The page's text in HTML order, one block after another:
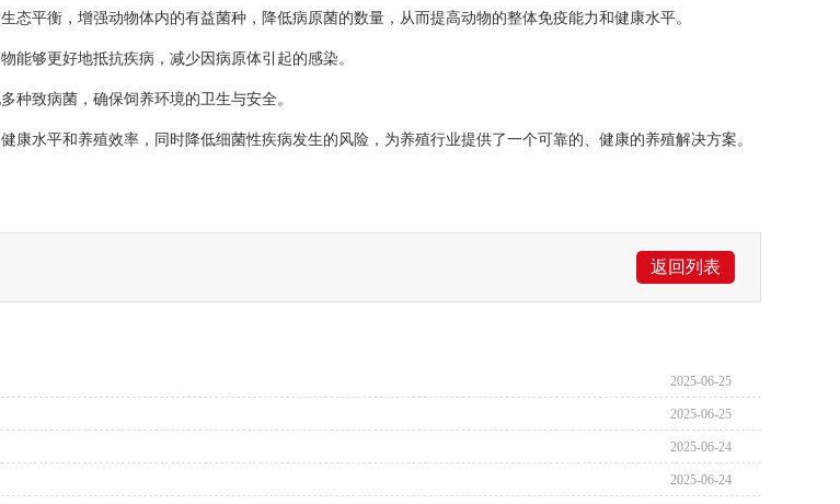
平衡，增强动物体内的有益菌种，降低病原菌的数量，从而提高动物的整体免疫能力和健康水平。
够更好地抵抗疾病，减少因病原体引起的感染。
致病菌，确保饲养环境的卫生与安全。
水平和养殖效率，同时降低细菌性疾病发生的风险，为养殖行业提供了一个可靠的、健康的养殖解决方案。
返回列表
2025-06-25
2025-06-25
2025-06-24
2025-06-24